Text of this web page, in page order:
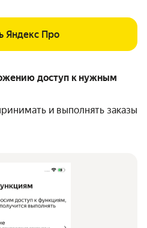
Яндекс Про
доступ к нужным
и выполнять заказы